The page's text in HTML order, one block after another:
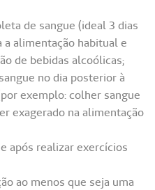
de sangue (ideal 3 dias
alimentação habitual e
de bebidas alcoólicas;
no dia posterior à
exemplo: colher sangue
exagerado na alimentação
após realizar exercícios
ao menos que seja uma